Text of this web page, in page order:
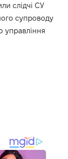
слідчі СУ
супроводу
управління